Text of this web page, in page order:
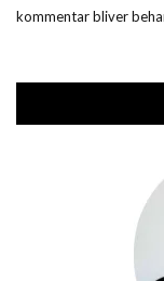
kommentar bliver